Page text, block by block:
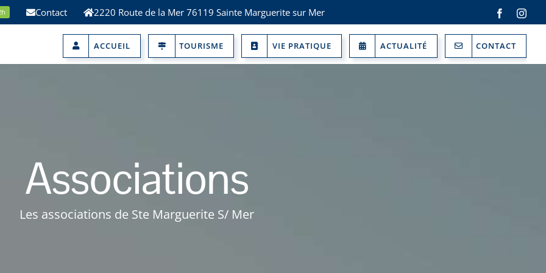
Contact 2220 Route de la Mer 76119 Sainte Marguerite sur Mer Facebook
ACCUEIL TOURISME VIE PRATIQUE ACTUALITÉ CONTACT
Associations
Les associations de Ste Marguerite S/ Mer